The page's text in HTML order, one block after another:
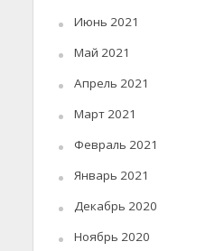
Июнь 2021
Май 2021
Апрель 2021
Март 2021
Февраль 2021
Январь 2021
Декабрь 2020
Ноябрь 2020